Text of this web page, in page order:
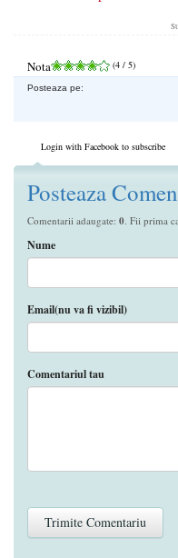
Nota (4 / 5)
Posteaza pe:
Login with Facebook to subscribe
Posteaza
Comentarii adaugate: 0. Fii prima
Nume
Email(nu va fi vizibil)
Comentariul tau